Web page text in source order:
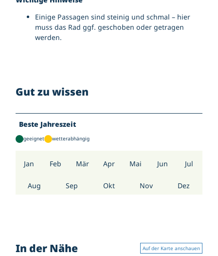
Einige Passagen sind steinig und schmal – hier
muss das Rad ggf. geschoben oder getragen
werden.
Gut zu wissen
Beste Jahreszeit
geeignet wetterabhängig
Jan Feb Mär Apr Mai Jun Jul
Aug Sep Okt Nov Dez
In der Nähe Auf der Karte anschauen